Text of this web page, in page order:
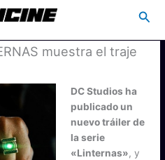
muestra el traje
DC Studios ha
publicado un
nuevo tráiler de
la serie
«Linternas», y